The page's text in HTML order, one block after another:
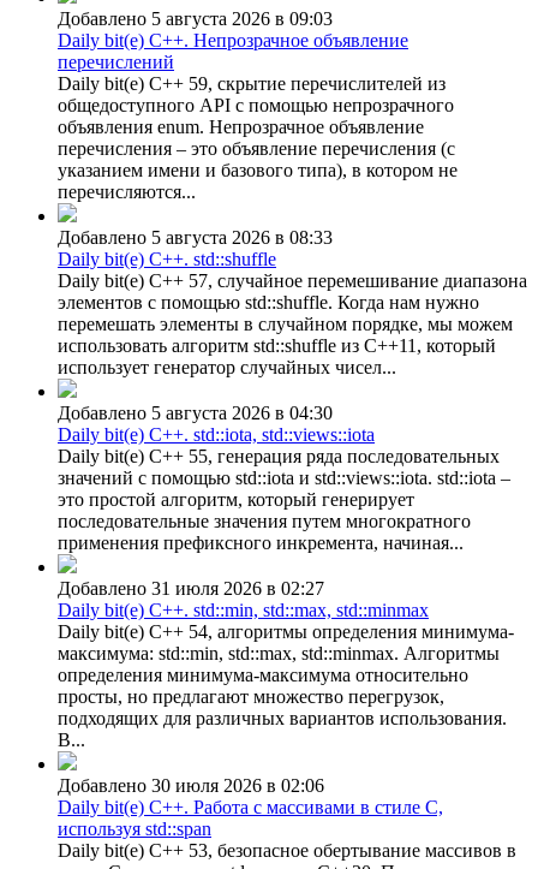
Добавлено 5 августа 2026 в 09:03
Daily bit(e) C++. Непрозрачное объявление
перечислений
Daily bit(e) C++ 59, скрытие перечислителей из
общедоступного API с помощью непрозрачного
объявления enum. Непрозрачное объявление
перечисления – это объявление перечисления (с
указанием имени и базового типа), в котором не
перечисляются...
Добавлено 5 августа 2026 в 08:33
Daily bit(e) C++. std::shuffle
Daily bit(e) C++ 57, случайное перемешивание диапазона
элементов с помощью std::shuffle. Когда нам нужно
перемешать элементы в случайном порядке, мы можем
использовать алгоритм std::shuffle из C++11, который
использует генератор случайных чисел...
Добавлено 5 августа 2026 в 04:30
Daily bit(e) C++. std::iota, std::views::iota
Daily bit(e) C++ 55, генерация ряда последовательных
значений с помощью std::iota и std::views::iota. std::iota –
это простой алгоритм, который генерирует
последовательные значения путем многократного
применения префиксного инкремента, начиная...
Добавлено 31 июля 2026 в 02:27
Daily bit(e) C++. std::min, std::max, std::minmax
Daily bit(e) C++ 54, алгоритмы определения минимума-
максимума: std::min, std::max, std::minmax. Алгоритмы
определения минимума-максимума относительно
просты, но предлагают множество перегрузок,
подходящих для различных вариантов использования.
В...
Добавлено 30 июля 2026 в 02:06
Daily bit(e) C++. Работа с массивами в стиле C,
используя std::span
Daily bit(e) C++ 53, безопасное обертывание массивов в